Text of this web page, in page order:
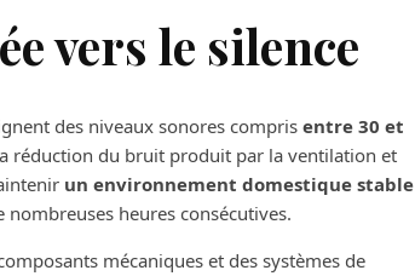
vers le silence
des niveaux sonores compris entre 30 et
réduction du bruit produit par la ventilation et
un environnement domestique stable
heures consécutives.
mécaniques et des systèmes de